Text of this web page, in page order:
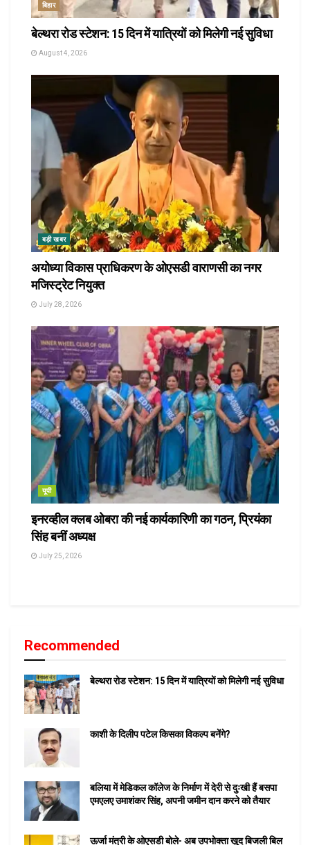
बिहार
बेल्थरा रोड स्टेशन: 15 दिन में यात्रियों को मिलेगी नई सुविधा
August 4, 2026
बड़ी खबर
अयोध्या विकास प्राधिकरण के ओएसडी वाराणसी का नगर
मजिस्ट्रेट नियुक्त
July 28, 2026
यूपी
इनरव्हील क्लब ओबरा की नई कार्यकारिणी का गठन, प्रियंका
सिंह बनीं अध्यक्ष
July 25, 2026
Recommended
बेल्थरा रोड स्टेशन: 15 दिन में यात्रियों को मिलेगी नई सुविधा
काशी के दिलीप पटेल किसका विकल्प बनेंगे?
बलिया में मेडिकल कॉलेज के निर्माण में देरी से दुःखी हैं बसपा
एमएलए उमाशंकर सिंह, अपनी जमीन दान करने को तैयार
ऊर्जा मंत्री के ओएसडी बोले- अब उपभोक्ता खुद बिजली बिल